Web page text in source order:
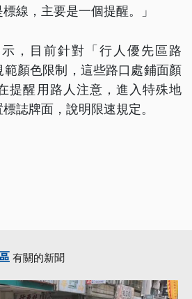
線，主要是一個提醒。」
，目前針對「行人優先區路
顏色限制，這些路口處鋪面顏
提醒用路人注意，進入特殊地
誌牌面，說明限速規定。
有關的新聞